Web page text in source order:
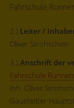
Fahrschule
2.) Leiter /
Oliver Strohschein
3.) Anschrift der
Fahrschule
Inh. Oliver
Gaustadter